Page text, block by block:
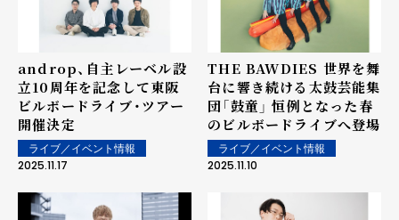
androp、自主レーベル設
立10周年を記念して東阪
ビルボードライブ・ツアー
開催決定
ライブ／イベント情報
2025.11.17
THE BAWDIES 世界を舞
台に響き続ける太鼓芸能集
団「鼓童」 恒例となった春
のビルボードライブへ登場
ライブ／イベント情報
2025.11.10